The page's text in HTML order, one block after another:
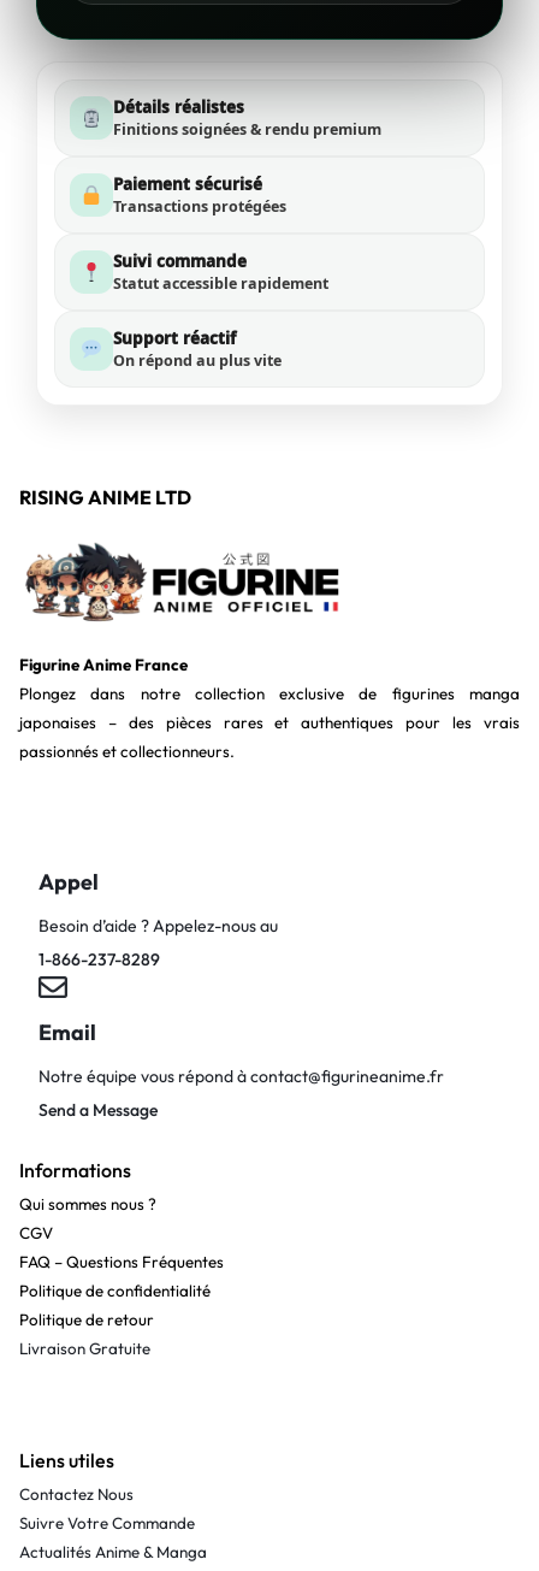
Détails réalistes
Finitions soignées & rendu premium
Paiement sécurisé
Transactions protégées
Suivi commande
Statut accessible rapidement
Support réactif
On répond au plus vite
RISING ANIME LTD
Figurine Anime France
Plongez dans notre collection exclusive de figurines manga
japonaises – des pièces rares et authentiques pour les vrais
passionnés et collectionneurs.
Appel
Besoin d’aide ? Appelez-nous au
1-866-237-8289
Email
Notre équipe vous répond àcontact@figurineanime.fr
Send a Message
Informations
Qui sommes nous ?
CGV
FAQ – Questions Fréquentes
Politique de confidentialité
Politique de retour
Livraison Gratuite
Liens utiles
Contactez Nous
Suivre Votre Commande
Actualités Anime & Manga